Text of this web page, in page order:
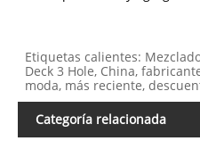
Etiquetas calientes:
Deck 3 Hole, China,
moda, más reciente,
Categoría relacionada